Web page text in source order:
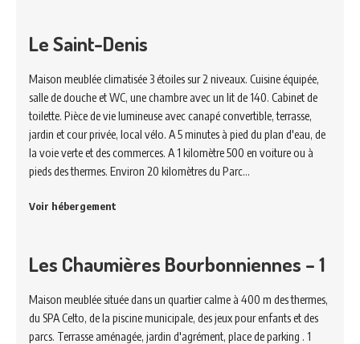
Le Saint-Denis
Maison meublée climatisée 3 étoiles sur 2 niveaux. Cuisine équipée,
salle de douche et WC, une chambre avec un lit de 140. Cabinet de
toilette. Pièce de vie lumineuse avec canapé convertible, terrasse,
jardin et cour privée, local vélo. A 5 minutes à pied du plan d'eau, de
la voie verte et des commerces. A 1 kilomètre 500 en voiture ou à
pieds des thermes. Environ 20 kilomètres du Parc…
Voir hébergement
Les Chaumières Bourbonniennes – 1
Maison meublée située dans un quartier calme à 400 m des thermes,
du SPA Celto, de la piscine municipale, des jeux pour enfants et des
parcs. Terrasse aménagée, jardin d'agrément, place de parking . 1